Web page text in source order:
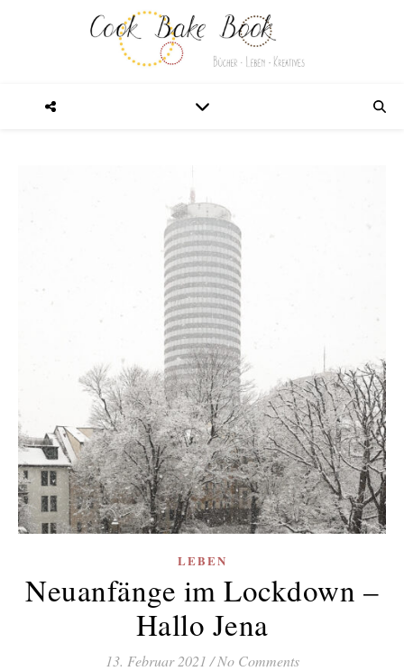
LEBEN
Neuanfänge im Lockdown –
Hallo Jena
13. Februar 2021 / No Comments